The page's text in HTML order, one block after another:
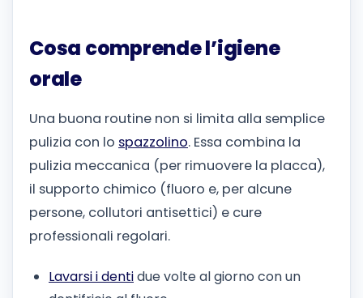
Cosa comprende l’igiene
orale
Una buona routine non si limita alla semplice
pulizia con lo spazzolino. Essa combina la
pulizia meccanica (per rimuovere la placca),
il supporto chimico (fluoro e, per alcune
persone, collutori antisettici) e cure
professionali regolari.
Lavarsi i dentidue volte al giorno con un